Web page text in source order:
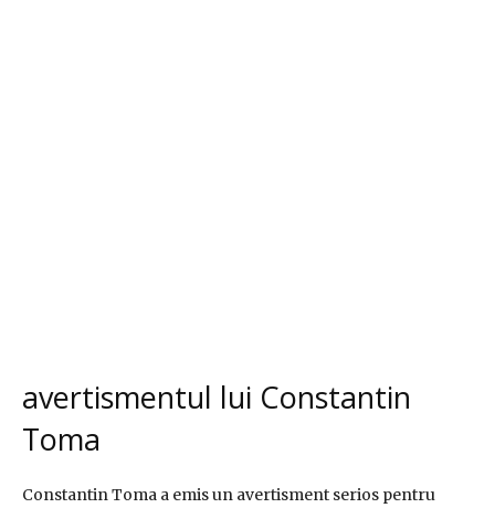
avertismentul lui Constantin
Toma
Constantin Toma a emis un avertisment serios pentru